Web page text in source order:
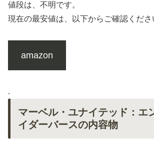
値段は、不明です。
現在の最安値は、以下からご確認くださ
amazon
.
マーベル・ユナイテッド：エ
イダーバースの内容物